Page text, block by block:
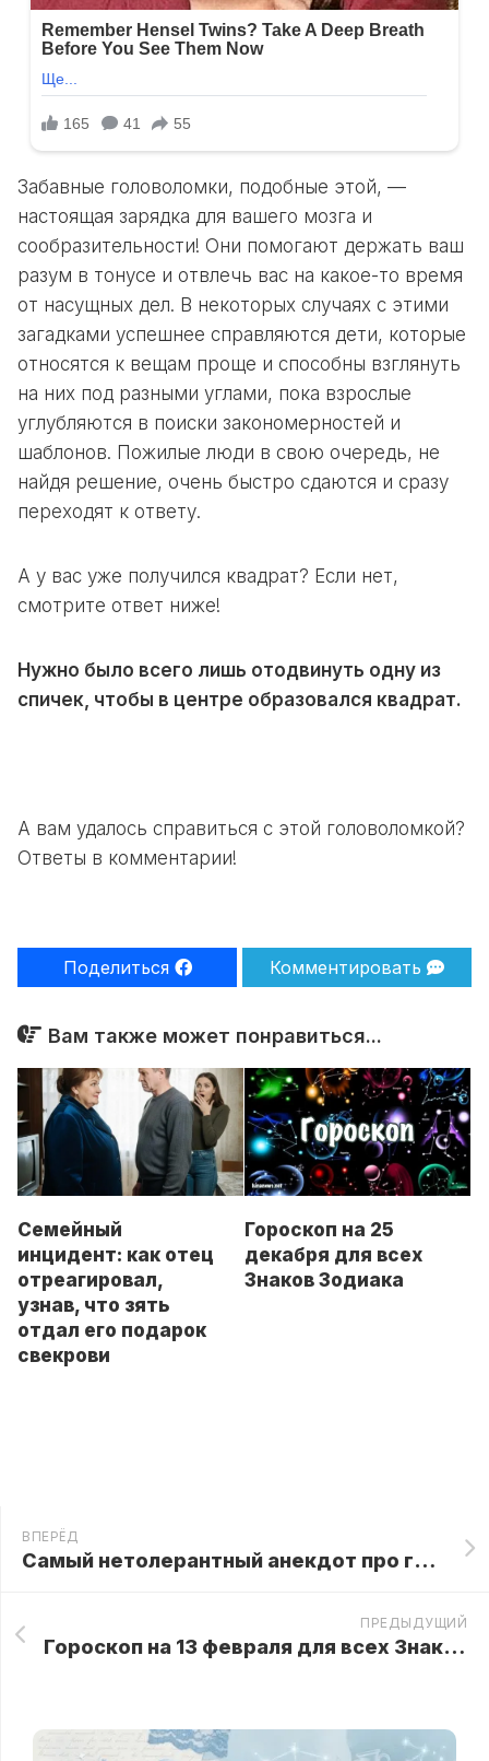
Забавные головоломки, подобные этой, —
настоящая зарядка для вашего мозга и
сообразительности! Они помогают держать ваш
разум в тонусе и отвлечь вас на какое-то время
от насущных дел. В некоторых случаях с этими
загадками успешнее справляются дети, которые
относятся к вещам проще и способны взглянуть
на них под разными углами, пока взрослые
углубляются в поиски закономерностей и
шаблонов. Пожилые люди в свою очередь, не
найдя решение, очень быстро сдаются и сразу
переходят к ответу.
А у вас уже получился квадрат? Если нет,
смотрите ответ ниже!
Нужно было всего лишь отодвинуть одну из
спичек, чтобы в центре образовался квадрат.
А вам удалось справиться с этой головоломкой?
Ответы в комментарии!
Поделиться Комментировать
Вам также может понравиться...
Семейный
инцидент: как отец
отреагировал,
узнав, что зять
отдал его подарок
свекрови
Гороскоп на 25
декабря для всех
Знаков Зодиака
ВПЕРЁД
Самый нетолерантный анекдот про геев!
ПРЕДЫДУЩИЙ
Гороскоп на 13 февраля для всех Знаков Зодиака